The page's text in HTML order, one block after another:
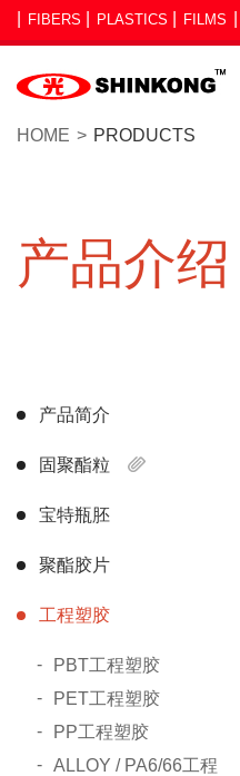
FIBERS PLASTICS FILMS
HOME PRODUCTS
产品介绍
产品简介
固聚酯粒
宝特瓶胚
聚酯胶片
工程塑胶
PBT工程塑胶
PET工程塑胶
PP工程塑胶
ALLOY / PA6/66工程